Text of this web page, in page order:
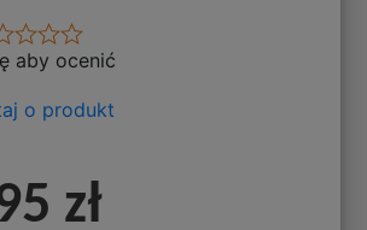
aby ocenić
o produkt
zł